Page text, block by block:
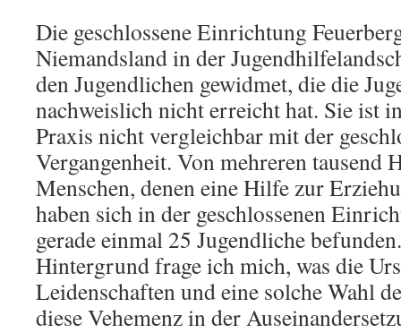
Die geschlossene Einrichtung
Niemandsland in der
den Jugendlichen gewidmet, die die
nachweislich nicht erreicht hat. Sie ist
Praxis nicht vergleichbar mit der
Vergangenheit. Von mehreren tausend
Menschen, denen eine Hilfe zur
haben sich in der geschlossenen
gerade einmal 25 Jugendliche
Hintergrund frage ich mich, was die
Leidenschaften und eine solche Wahl
diese Vehemenz in der